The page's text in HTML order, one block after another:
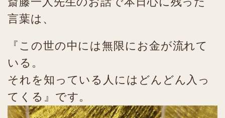
言葉は、
『この世の中には無限にお金が流れて
いる。
それを知っている人にはどんどん入っ
てくる』です。